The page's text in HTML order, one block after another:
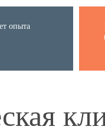
опыта